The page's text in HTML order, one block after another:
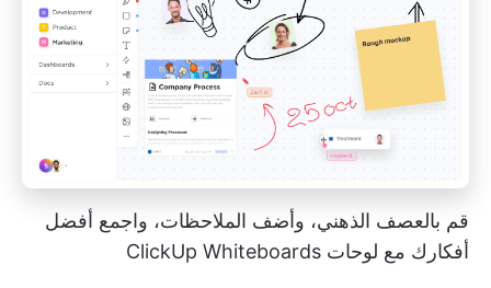
قم بالعصف الذهني، وأضف الملاحظات، واجمع أفضل
أفكارك مع لوحات ClickUp Whiteboards